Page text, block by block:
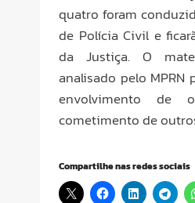
quatro foram
de Polícia Civil e
da Justiça. O
analisado pelo
envolvimento de
cometimento de
Compartilhe nas redes sociais